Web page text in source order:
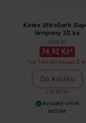
Kotex UltraSorb
tampony 32 ks
99,90 Kč
74,92 Kč*
*za 1 ks při koupi 2
Do košíku
2,34 Kč/ ks
dostupné online
načítám